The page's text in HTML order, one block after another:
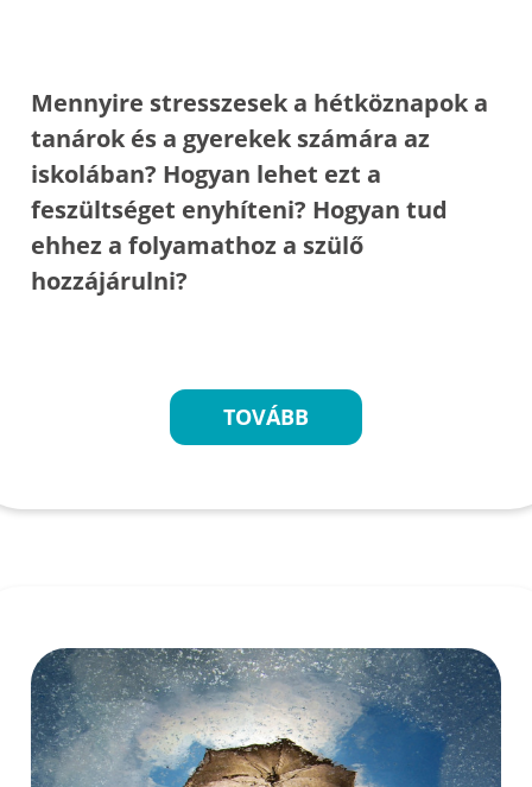
Mennyire stresszesek a hétköznapok a
tanárok és a gyerekek számára az
iskolában? Hogyan lehet ezt a
feszültséget enyhíteni? Hogyan tud
ehhez a folyamathoz a szülő
hozzájárulni?
TOVÁBB